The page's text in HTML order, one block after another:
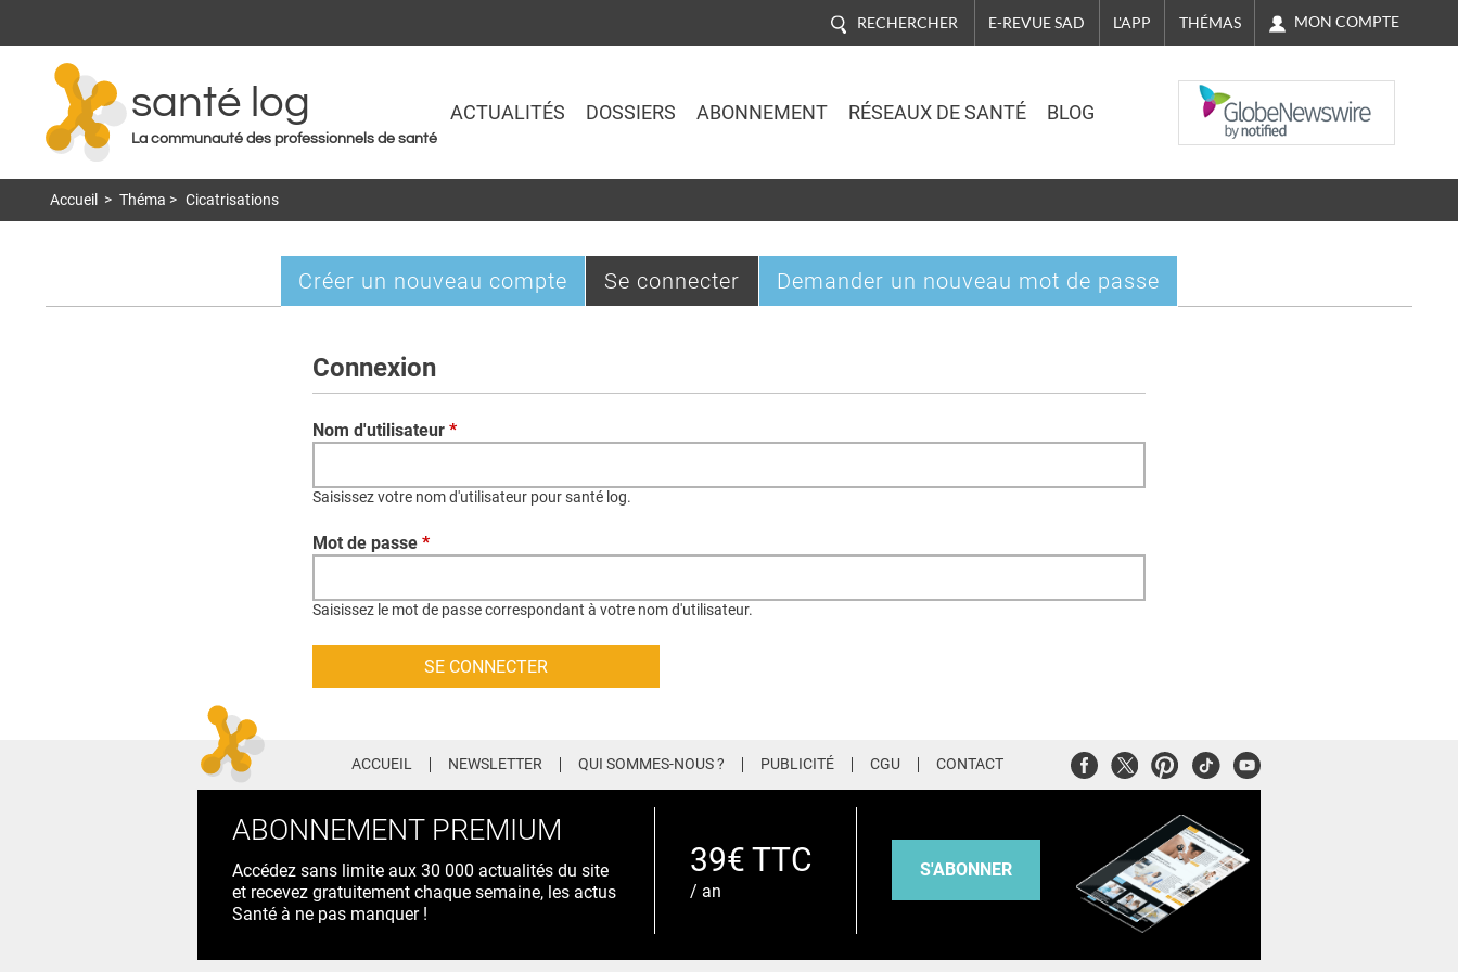
RECHERCHER E-REVUE SAD L'APP THÉMAS MON COMPTE
santé log
La communauté des professionnels de santé
ACTUALITÉS DOSSIERS ABONNEMENT RÉSEAUX DE SANTÉ BLOG
NASDAQ
Accueil > Théma > Cicatrisations
Onglets
Créer un nouveau compte Se connecter (onglet
actif)
Demander un nouveau mot de passe
Connexion
Nom d'utilisateur *
Saisissez votre nom d'utilisateur pour santé log.
Mot de passe *
Saisissez le mot de passe correspondant à votre nom d'utilisateur.
ACCUEIL NEWSLETTER QUI SOMMES-NOUS ? PUBLICITÉ CGU CONTACT FacebookTwitterPinterest
TiktokYoutube
ABONNEMENT PREMIUM
Accédez sans limite aux 30 000 actualités du site
et recevez gratuitement chaque semaine, les actus
Santé à ne pas manquer !
39€ TTC
/ an
S'ABONNER